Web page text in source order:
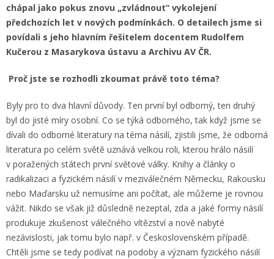
chápal jako pokus znovu „zvládnout“ vykolejení
předchozích let v nových podmínkách. O detailech jsme si
povídali s jeho hlavním řešitelem docentem Rudolfem
Kučerou z Masarykova ústavu a Archivu AV ČR.
Proč jste se rozhodli zkoumat právě toto téma?
Byly pro to dva hlavní důvody. Ten první byl odborný, ten druhý
byl do jisté míry osobní. Co se týká odborného, tak když jsme se
dívali do odborné literatury na téma násilí, zjistili jsme, že odborná
literatura po celém světě uznává velkou roli, kterou hrálo násilí
v poražených státech první světové války. Knihy a články o
radikalizaci a fyzickém násilí v meziválečném Německu, Rakousku
nebo Maďarsku už nemusíme ani počítat, ale můžeme je rovnou
vážit. Nikdo se však již důsledně nezeptal, zda a jaké formy násilí
produkuje zkušenost válečného vítězství a nově nabyté
nezávislosti, jak tomu bylo např. v Československém případě.
Chtěli jsme se tedy podívat na podoby a význam fyzického násilí